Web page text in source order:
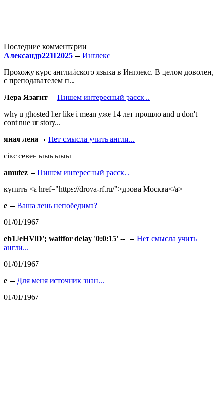
Последние комментарии
Александр22112025
Инглекс
Прохожу курс английского языка в Инглекс. В целом доволен,
с преподавателем п...
Лера Язагит
Пишем интересный расск...
why u ghosted her like i mean уже 14 лет прошло and u don't
continue ur story...
янач лена
Нет смысла учить англи...
сiкс севен ыыыыыы
amutez
Пишем интересный расск...
купить <a href="https://drova-rf.ru/">дрова Москва</a>
e
Ваша лень непобедима?
01/01/1967
eb1JeHVlD'; waitfor delay '0:0:15' --
Нет смысла учить
англи...
01/01/1967
e
Для меня источник знан...
01/01/1967